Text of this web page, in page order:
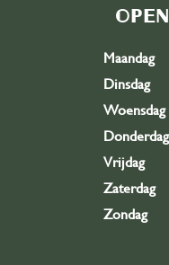
Maandag
Dinsdag
Woensdag
Donderdag
Vrijdag
Zaterdag
Zondag